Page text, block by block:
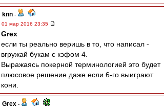
knn -
01 мар 2016 23:35
Grex
если ты реально веришь в то, что написал -
вгружай букам с кэфом 4.
Выражаясь покерной терминологией это будет
плюсовое решение даже если 6-го выиграют
кони.
Grex -